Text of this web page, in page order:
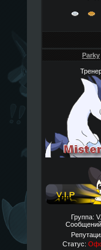
Parky
Группа:
Статус: